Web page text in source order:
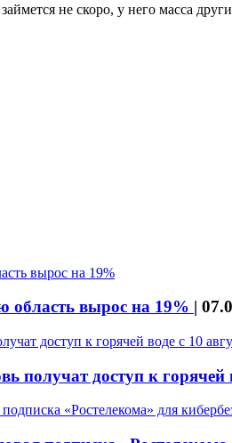
не скоро, у него масса
область вырос на 19% |
получат доступ к горячей